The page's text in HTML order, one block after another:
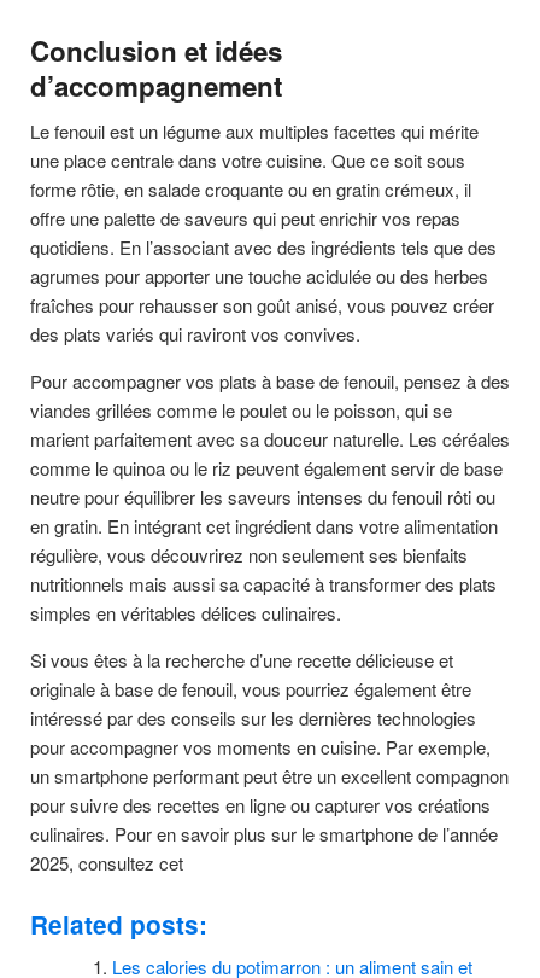
Conclusion et idées
d’accompagnement
Le fenouil est un légume aux multiples facettes qui mérite
une place centrale dans votre cuisine. Que ce soit sous
forme rôtie, en salade croquante ou en gratin crémeux, il
offre une palette de saveurs qui peut enrichir vos repas
quotidiens. En l’associant avec des ingrédients tels que des
agrumes pour apporter une touche acidulée ou des herbes
fraîches pour rehausser son goût anisé, vous pouvez créer
des plats variés qui raviront vos convives.
Pour accompagner vos plats à base de fenouil, pensez à des
viandes grillées comme le poulet ou le poisson, qui se
marient parfaitement avec sa douceur naturelle. Les céréales
comme le quinoa ou le riz peuvent également servir de base
neutre pour équilibrer les saveurs intenses du fenouil rôti ou
en gratin. En intégrant cet ingrédient dans votre alimentation
régulière, vous découvrirez non seulement ses bienfaits
nutritionnels mais aussi sa capacité à transformer des plats
simples en véritables délices culinaires.
Si vous êtes à la recherche d’une recette délicieuse et
originale à base de fenouil, vous pourriez également être
intéressé par des conseils sur les dernières technologies
pour accompagner vos moments en cuisine. Par exemple,
un smartphone performant peut être un excellent compagnon
pour suivre des recettes en ligne ou capturer vos créations
culinaires. Pour en savoir plus sur le smartphone de l’année
2025, consultez cet
Related posts:
Les calories du potimarron : un aliment sain et